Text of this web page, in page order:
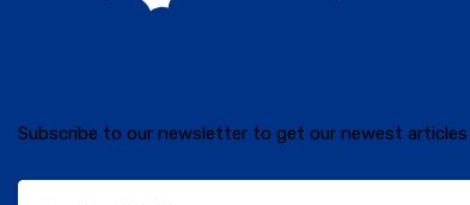
Subscribe to our newsletter to get our newest